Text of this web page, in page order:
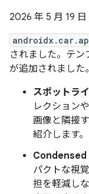
2026 年 5 月 19 日
されました。テ
が追加されました。
スポットラ
レクション
画像と隣接
紹介します。
Condensed
パクトな視
担を軽減し